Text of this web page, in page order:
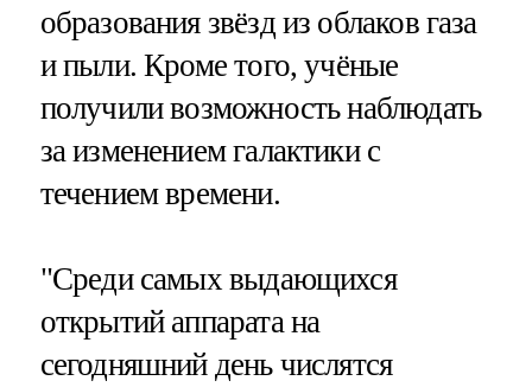
образования звёзд из облаков газа
и пыли. Кроме того, учёные
получили возможность наблюдать
за изменением галактики с
течением времени.
"Среди самых выдающихся
открытий аппарата на
сегодняшний день числятся